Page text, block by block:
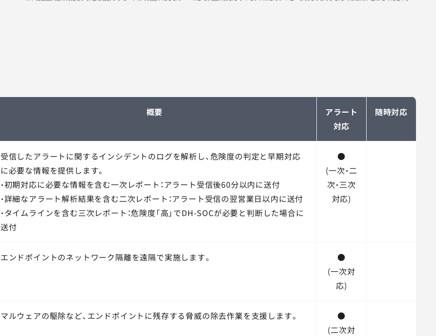
概要
アラート
対応
随時対応
受信したアラートに関するインシデントのログを解析し、危険度の判定と早期対応
に必要な情報を提供します。
・初期対応に必要な情報を含む一次レポート：アラート受信後60分以内に送付
・詳細なアラート解析結果を含む二次レポート：アラート受信の翌営業日以内に送付
・タイムラインを含む三次レポート：危険度「高」でDH-SOCが必要と判断した場合に
送付
●
(一次・二
次・三次
対応)
エンドポイントのネットワーク隔離を遠隔で実施します。
●
(一次対
応)
マルウェアの駆除など、エンドポイントに残存する脅威の除去作業を支援します。
●
(二次対